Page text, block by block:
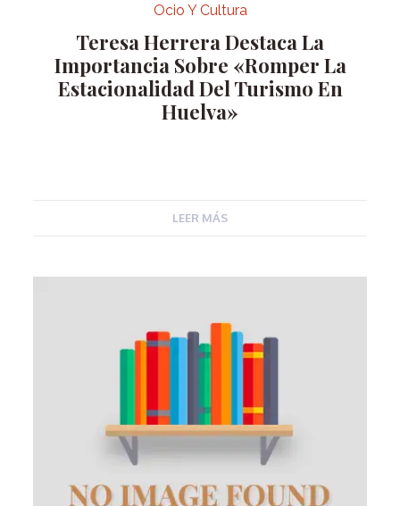
Ocio Y Cultura
Teresa Herrera Destaca La
Importancia Sobre «romper La
Estacionalidad Del Turismo En
Huelva»
LEER MÁS